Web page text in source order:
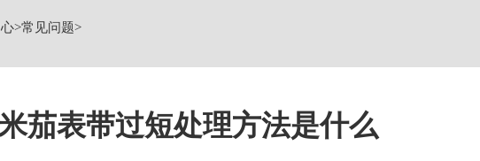
>常见问题>
茄表带过短处理方法是什么